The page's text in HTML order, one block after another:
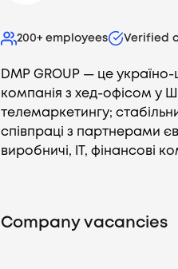
200+ employees Verified
DMP GROUP — це
компанія з хед-офісом у
телемаркетингу;
співпраці з партнерами
виробничі, ІТ, фінансові
Company vacancies